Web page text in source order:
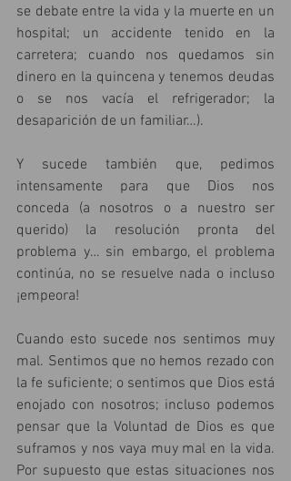
se debate entre la vida y la muerte en un
hospital; un accidente tenido en la
carretera; cuando nos quedamos sin
dinero en la quincena y tenemos deudas
o se nos vacía el refrigerador; la
desaparición de un familiar…).
Y sucede también que, pedimos
intensamente para que Dios nos
conceda (a nosotros o a nuestro ser
querido) la resolución pronta del
problema y… sin embargo, el problema
continúa, no se resuelve nada o incluso
¡empeora!
Cuando esto sucede nos sentimos muy
mal. Sentimos que no hemos rezado con
la fe suficiente; o sentimos que Dios está
enojado con nosotros; incluso podemos
pensar que la Voluntad de Dios es que
suframos y nos vaya muy mal en la vida.
Por supuesto que estas situaciones nos